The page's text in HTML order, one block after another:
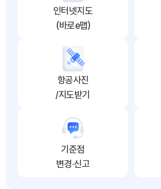
인터넷지도
(바로e맵)
항공사진
/지도받기
기준점
변경·신고